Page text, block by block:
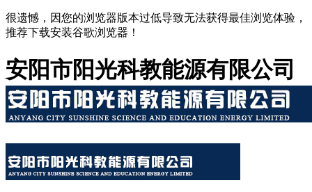
很遗憾，因您的浏览器版本过低导致无法获得最佳浏览体验，
推荐下载安装谷歌浏览器！
安阳市阳光科教能源有限公司